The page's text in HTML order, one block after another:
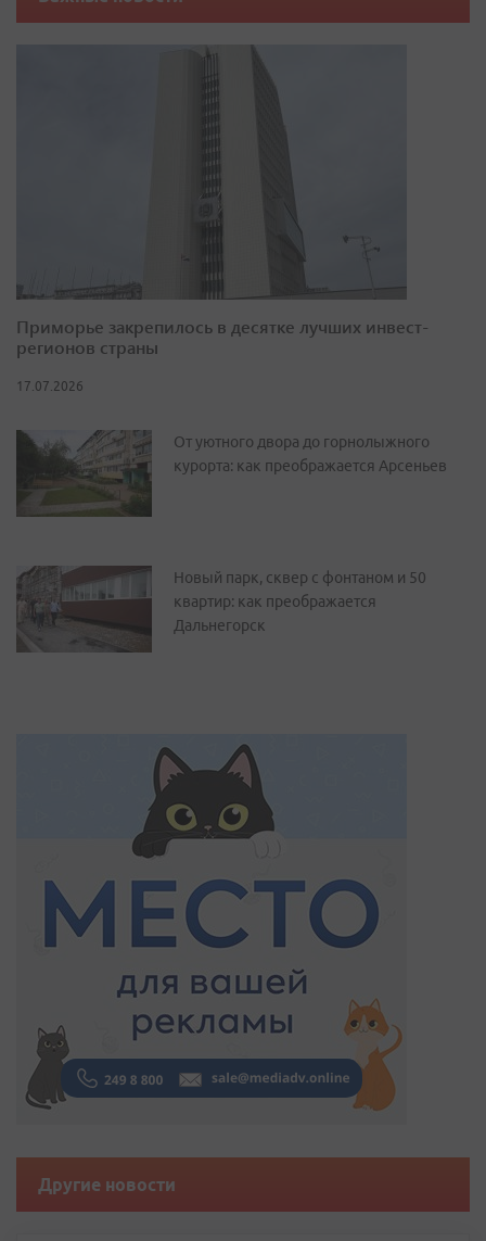
Приморье закрепилось в десятке лучших инвест-
регионов страны
17.07.2026
От уютного двора до горнолыжного
курорта: как преображается Арсеньев
Новый парк, сквер с фонтаном и 50
квартир: как преображается
Дальнегорск
Другие новости